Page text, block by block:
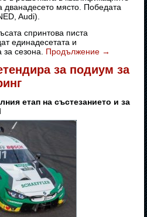
дванадесето място. Победата
Audi).
спринтова писта
единадесетата и
за сезона. Продължение →
за подиум за
етап на състезанието и за